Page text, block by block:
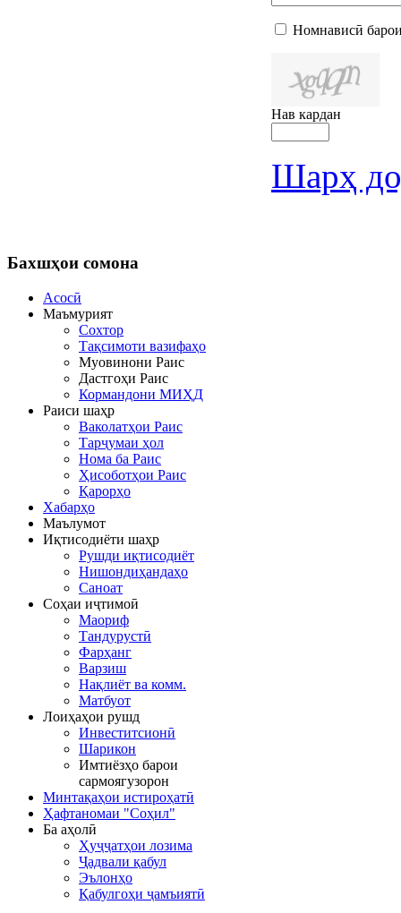
Номнависӣ
Нав кардан
Шарҳ
Бахшҳои сомона
Асосӣ
Маъмурият
Сохтор
Тақсимоти вазифаҳо
Муовинони Раис
Дастгоҳи Раис
Кормандони МИҲД
Раиси шаҳр
Ваколатҳои Раис
Тарҷумаи ҳол
Нома ба Раис
Ҳисоботҳои Раис
Қарорҳо
Хабарҳо
Маълумот
Иқтисодиёти шаҳр
Рушди иқтисодиёт
Нишондиҳандаҳо
Саноат
Соҳаи иҷтимоӣ
Маориф
Тандурустӣ
Фарҳанг
Варзиш
Нақлиёт ва комм.
Матбуот
Лоиҳаҳои рушд
Инвеститсионӣ
Шарикон
Имтиёзҳо барои
сармоягузорон
Минтақаҳои истироҳатӣ
Ҳафтаномаи "Соҳил"
Ба аҳолӣ
Ҳуҷҷатҳои лозима
Ҷадвали қабул
Эълонҳо
Қабулгоҳи ҷамъиятӣ